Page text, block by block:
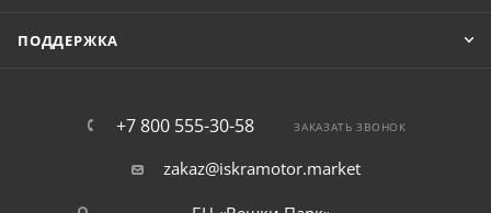
ПОДДЕРЖКА
+7 800 555-30-58 ЗАКАЗАТЬ ЗВОНОК
zakaz@iskramotor.market